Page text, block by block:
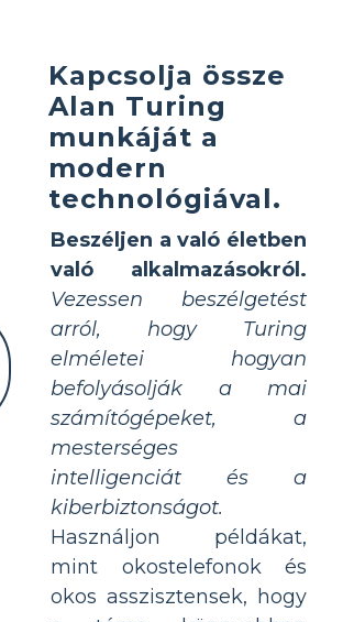
Kapcsolja össze
Alan Turing
munkáját a
modern
technológiával.
Beszéljen a való életben
való alkalmazásokról.
Vezessen beszélgetést
arról, hogy Turing
elméletei hogyan
befolyásolják a mai
számítógépeket, a
mesterséges
intelligenciát és a
kiberbiztonságot.
Használjon példákat,
mint okostelefonok és
okos asszisztensek, hogy